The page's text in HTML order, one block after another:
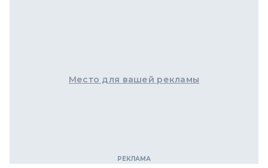
Место для вашей рекламы